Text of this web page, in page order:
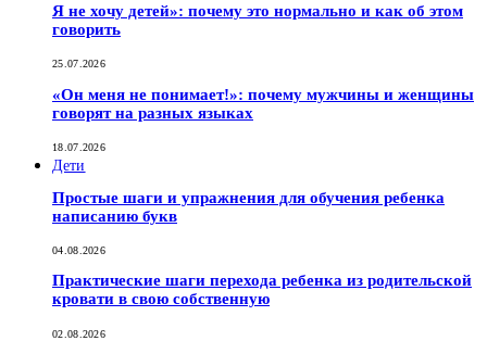
Я не хочу детей»: почему это нормально и как об этом
говорить
25.07.2026
«Он меня не понимает!»: почему мужчины и женщины
говорят на разных языках
18.07.2026
Дети
Простые шаги и упражнения для обучения ребенка
написанию букв
04.08.2026
Практические шаги перехода ребенка из родительской
кровати в свою собственную
02.08.2026